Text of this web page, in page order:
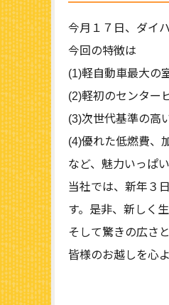
今月１７日、ダイ
今回の特徴は
(1)軽自動車最大の
(2)軽初のセンター
(3)次世代基準の高
(4)優れた低燃費、
など、魅力いっぱ
当社では、新年３
す。是非、新しく
そして驚きの広さ
皆様のお越しを心